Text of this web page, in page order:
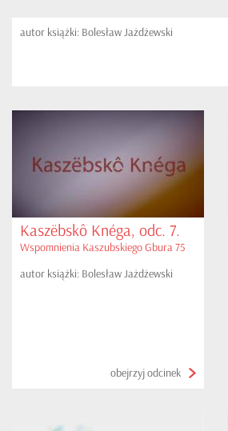
autor książki: Bolesław Jażdżewski
Kaszëbskô Knéga, odc. 7.
Wspomnienia Kaszubskiego Gbura 75
autor książki: Bolesław Jażdżewski
obejrzyj odcinek